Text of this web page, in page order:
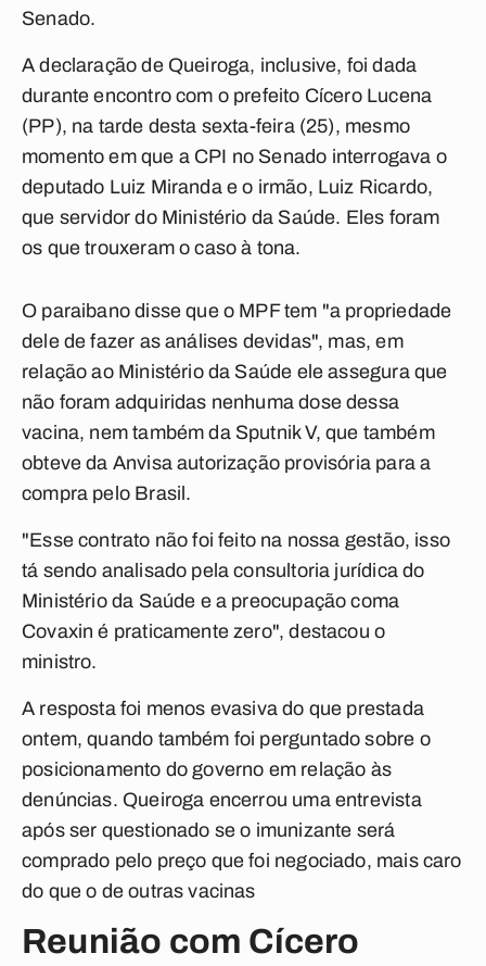
Senado.
A declaração de Queiroga, inclusive, foi dada
durante encontro com o prefeito Cícero Lucena
(PP), na tarde desta sexta-feira (25), mesmo
momento em que a CPI no Senado interrogava o
deputado Luiz Miranda e o irmão, Luiz Ricardo,
que servidor do Ministério da Saúde. Eles foram
os que trouxeram o caso à tona.
O paraibano disse que o MPF tem "a propriedade
dele de fazer as análises devidas", mas, em
relação ao Ministério da Saúde ele assegura que
não foram adquiridas nenhuma dose dessa
vacina, nem também da Sputnik V, que também
obteve da Anvisa autorização provisória para a
compra pelo Brasil.
"Esse contrato não foi feito na nossa gestão, isso
tá sendo analisado pela consultoria jurídica do
Ministério da Saúde e a preocupação coma
Covaxin é praticamente zero", destacou o
ministro.
A resposta foi menos evasiva do que prestada
ontem, quando também foi perguntado sobre o
posicionamento do governo em relação às
denúncias. Queiroga encerrou uma entrevista
após ser questionado se o imunizante será
comprado pelo preço que foi negociado, mais caro
do que o de outras vacinas
Reunião com Cícero